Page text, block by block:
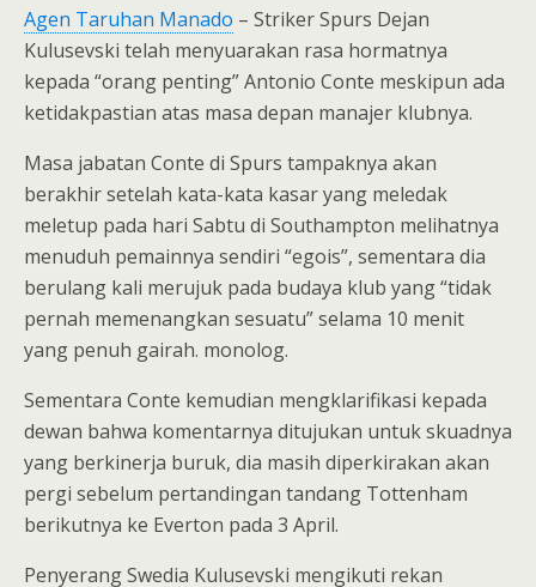
Agen Taruhan Manado – Striker Spurs Dejan
Kulusevski telah menyuarakan rasa hormatnya
kepada “orang penting” Antonio Conte meskipun ada
ketidakpastian atas masa depan manajer klubnya.
Masa jabatan Conte di Spurs tampaknya akan
berakhir setelah kata-kata kasar yang meledak
meletup pada hari Sabtu di Southampton melihatnya
menuduh pemainnya sendiri “egois”, sementara dia
berulang kali merujuk pada budaya klub yang “tidak
pernah memenangkan sesuatu” selama 10 menit
yang penuh gairah. monolog.
Sementara Conte kemudian mengklarifikasi kepada
dewan bahwa komentarnya ditujukan untuk skuadnya
yang berkinerja buruk, dia masih diperkirakan akan
pergi sebelum pertandingan tandang Tottenham
berikutnya ke Everton pada 3 April.
Penyerang Swedia Kulusevski mengikuti rekan